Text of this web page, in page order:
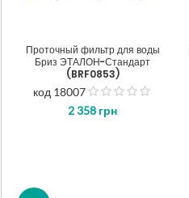
Проточный фильтр для воды
Бриз ЭТАЛОН-Стандарт
(BRF0853)
код 18007
2 358 грн